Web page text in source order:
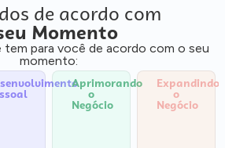
de acordo com
Momento
tem para você de acordo com o seu
momento:
Aprimorando
o
Negócio
Expandindo
o
Negócio